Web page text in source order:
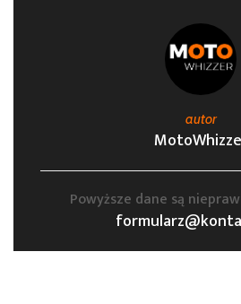
autor
Powyższe dane są